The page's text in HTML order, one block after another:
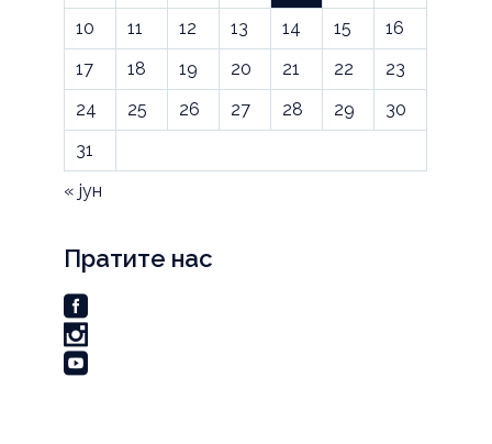
10
11 12 13 14 15
16
17
18 19 20 21 22
23
24
25 26 27 28 29
30
31
« јун
Пратите нас